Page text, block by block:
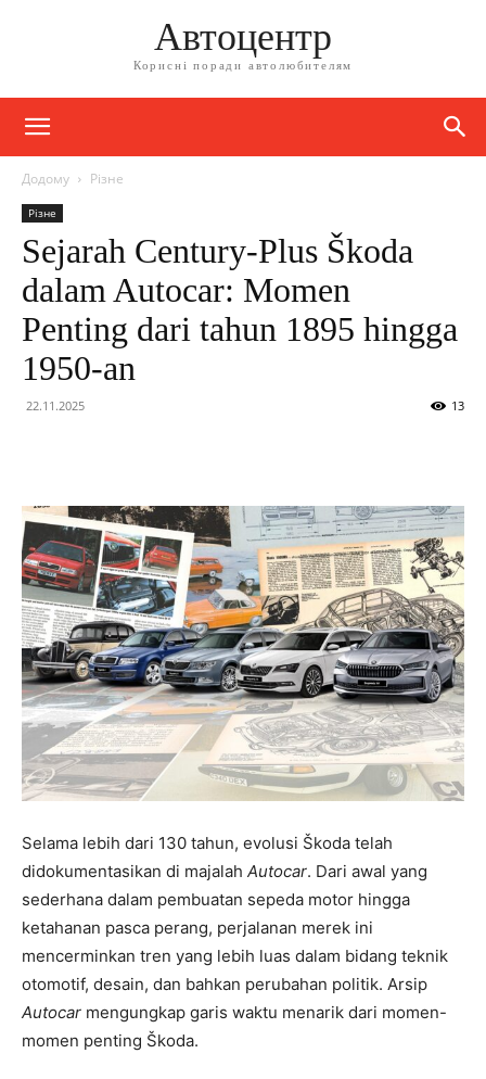
Автоцентр
Корисні поради автолюбителям
Додому Різне
Різне
Sejarah Century-Plus Škoda
dalam Autocar: Momen
Penting dari tahun 1895 hingga
1950-an
22.11.2025 13
Selama lebih dari 130 tahun, evolusi Škoda telah
didokumentasikan di majalah Autocar. Dari awal yang
sederhana dalam pembuatan sepeda motor hingga
ketahanan pasca perang, perjalanan merek ini
mencerminkan tren yang lebih luas dalam bidang teknik
otomotif, desain, dan bahkan perubahan politik. Arsip
Autocar mengungkap garis waktu menarik dari momen-
momen penting Škoda.